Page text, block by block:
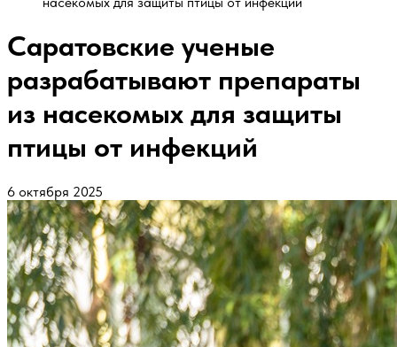
Саратовские ученые
разрабатывают препараты
из насекомых для защиты
птицы от инфекций
6 октября 2025